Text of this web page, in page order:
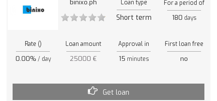
binixo.ph Loan type
Short term
For a period of
180 days
Rate ()
0.00% / day
Loan amount
25000 €
Approval in
15 minutes
First loan free
no
Get loan